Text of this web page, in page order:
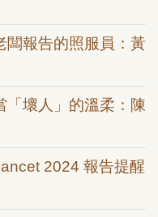
報告的照服員：黃
壞人」的溫柔：陳
2024 報告提醒